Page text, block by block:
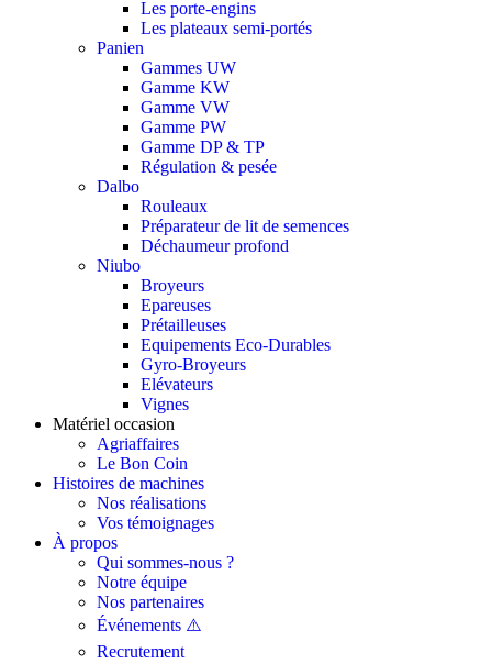
Les porte-engins
Les plateaux semi-portés
Panien
Gammes UW
Gamme KW
Gamme VW
Gamme PW
Gamme DP & TP
Régulation & pesée
Dalbo
Rouleaux
Préparateur de lit de semences
Déchaumeur profond
Niubo
Broyeurs
Epareuses
Prétailleuses
Equipements Eco-Durables
Gyro-Broyeurs
Elévateurs
Vignes
Matériel occasion
Agriaffaires
Le Bon Coin
Histoires de machines
Nos réalisations
Vos témoignages
À propos
Qui sommes-nous ?
Notre équipe
Nos partenaires
Événements ⚠️
Recrutement